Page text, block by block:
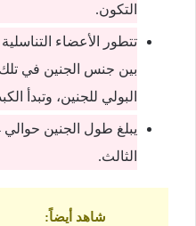
التكون.
تتطور الأعضاء
بين جنس الجنين في تلك
البولي للجنين، وتبدأ
الثالث.
شاهد أيضاً: